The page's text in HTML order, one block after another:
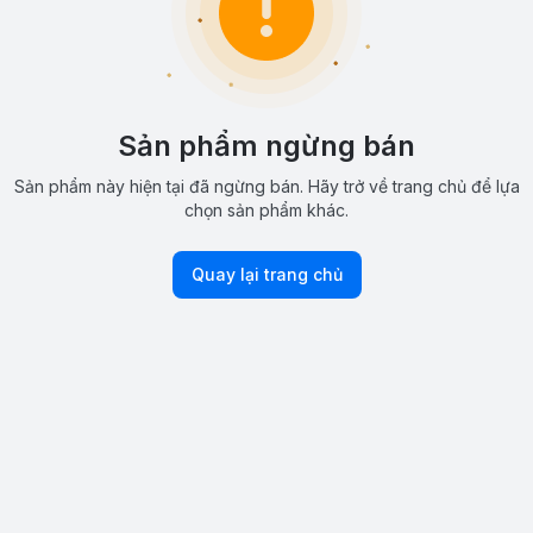
Sản phẩm ngừng bán
Sản phẩm này hiện tại đã ngừng bán. Hãy trở về trang chủ để lựa
chọn sản phẩm khác.
Quay lại trang chủ